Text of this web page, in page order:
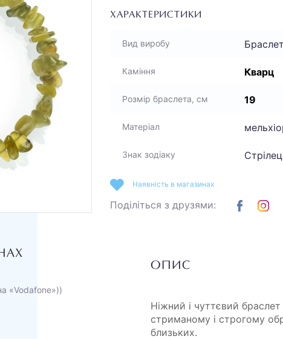
ХАРАКТЕРИСТИКИ
Вид виробу Браслет
Каміння Кварц
Розмір браслета, см 19
Матеріал
Знак зодіаку
Наявність в магазинах
Поділіться з друзями:
«Vodafone»))
ОПИС
Ніжний і чуттєвий
стриманому і строгому
близьких.